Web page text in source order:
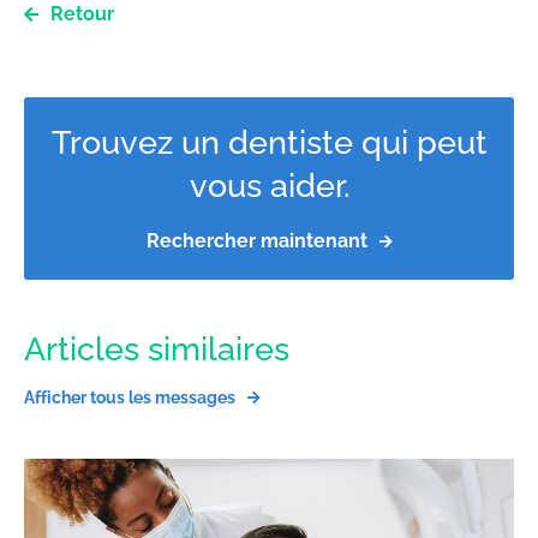
Retour
Trouvez un dentiste qui peut
vous aider.
Rechercher maintenant
Articles similaires
Afficher tous les messages